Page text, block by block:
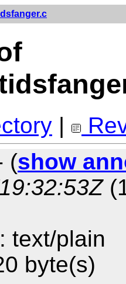
|
(show
text/plain
byte(s)